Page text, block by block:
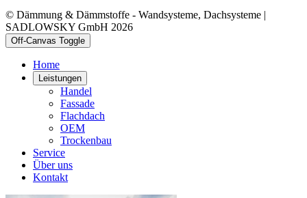
© Dämmung & Dämmstoffe - Wandsysteme, Dachsysteme |
SADLOWSKY GmbH 2026
Off-Canvas Toggle
Home
Leistungen
Handel
Fassade
Flachdach
OEM
Trockenbau
Service
Über uns
Kontakt